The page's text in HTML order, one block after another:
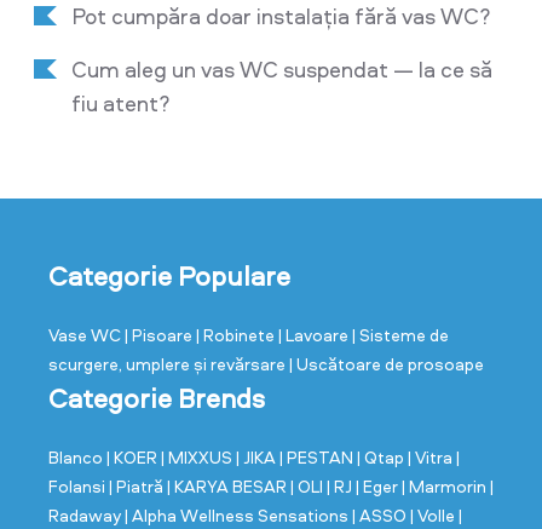
Pot cumpăra doar instalația fără vas WC?
Cum aleg un vas WC suspendat — la ce să
fiu atent?
Categorie Populare
Vase WC| Pisoare | Robinete | Lavoare | Sisteme de
scurgere, umplere și revărsare | Uscătoare de prosoape
Categorie Brends
Blanco | KOER | MIXXUS | JIKA| PESTAN | Qtap | Vitra |
Folansi | Piatră | KARYA BESAR | OLI | RJ | Eger| Marmorin |
Radaway| Alpha Wellness Sensations | ASSO | Volle |